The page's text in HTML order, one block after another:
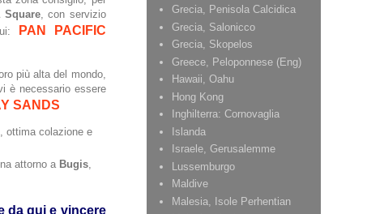
Square, con servizio
PAN PACIFIC
più alta del mondo,
è necessario essere
SANDS
ottima colazione e
attorno a Bugis,
da quie vincere
Grecia, Penisola Calcidica
Grecia, Salonicco
Grecia, Skopelos
Greece, Peloponnese (Eng)
Hawaii, Oahu
Hong Kong
Inghilterra: Cornovaglia
Islanda
Israele, Gerusalemme
Lussemburgo
Maldive
Malesia, Isole Perhentian